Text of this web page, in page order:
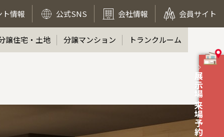
ト情報 公式SNS 会社情報 会員サイト
展示場 来場予約
譲住宅・土地 分譲マンション トランクルーム